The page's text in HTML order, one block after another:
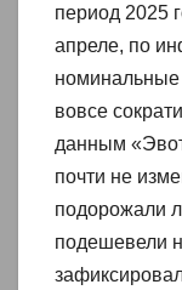
период 2025
апреле, по
номинальные
вовсе
данным
почти не
подорожали
подешевели